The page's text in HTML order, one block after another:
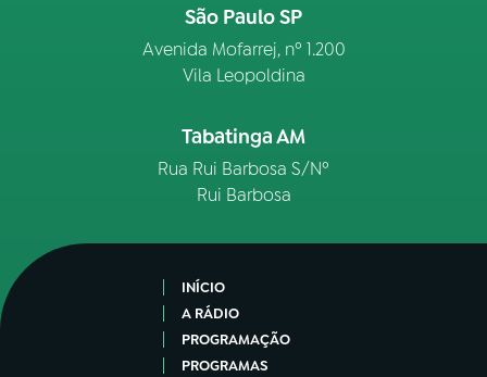
São Paulo SP
Avenida Mofarrej, nº 1.200
Vila Leopoldina
Tabatinga AM
Rua Rui Barbosa S/Nº
Rui Barbosa
INÍCIO
A RÁDIO
PROGRAMAÇÃO
PROGRAMAS